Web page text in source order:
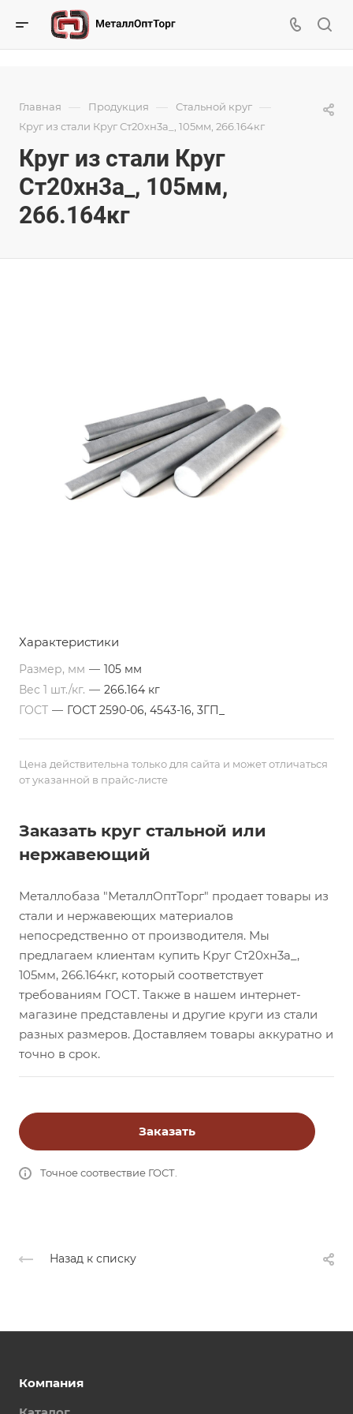
Главная — Продукция — Стальной круг —
Круг из стали Круг Ст20хн3а_, 105мм, 266.164кг
Круг из стали Круг
Ст20хн3а_, 105мм,
266.164кг
Характеристики
Размер, мм — 105 мм
Вес 1 шт./кг. — 266.164 кг
ГОСТ — ГОСТ 2590-06, 4543-16, 3ГП_
Цена действительна только для сайта и может отличаться
от указанной в прайс-листе
Заказать круг стальной или
нержавеющий
Металлобаза "МеталлОптТорг" продает товары из
стали и нержавеющих материалов
непосредственно от производителя. Мы
предлагаем клиентам купить Круг Ст20хн3а_,
105мм, 266.164кг, который соответствует
требованиям ГОСТ. Также в нашем интернет-
магазине представлены и другие круги из стали
разных размеров. Доставляем товары аккуратно и
точно в срок.
Заказать
Точное соотвествие ГОСТ.
Назад к списку
Компания